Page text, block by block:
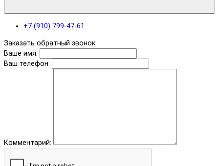
+7 (910) 799-47-61
Заказать обратный звонок
Ваше имя:
Ваш телефон:
Комментарий: